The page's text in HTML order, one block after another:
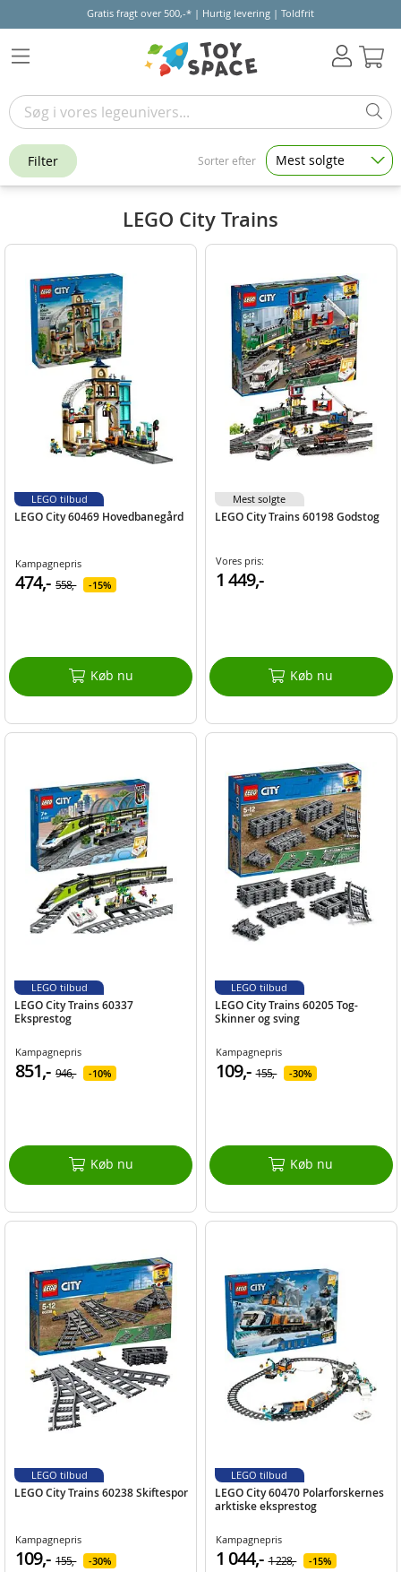
Gratis fragt over 500,-* | Hurtig levering | Toldfrit
LEGO City Trains
LEGO City 60469 Hovedbanegård
Kampagnepris
474,- 558,- 15%
Køb nu
LEGO tilbud
LEGO City Trains 60198 Godstog
Vores pris:
1 449,-
Køb nu
Mest solgte
LEGO City Trains 60337
Eksprestog
Kampagnepris
851,- 946,- 10%
Køb nu
LEGO tilbud
LEGO City Trains 60205 Tog-
Skinner og sving
Kampagnepris
109,- 155,- 30%
Køb nu
LEGO tilbud
LEGO City Trains 60238 Skiftespor
Kampagnepris
109,- 155,- 30%
LEGO tilbud
LEGO City 60470 Polarforskernes
arktiske eksprestog
Kampagnepris
1 044,- 1 228,- 15%
LEGO tilbud
Filter Sorter efter Mest solgte